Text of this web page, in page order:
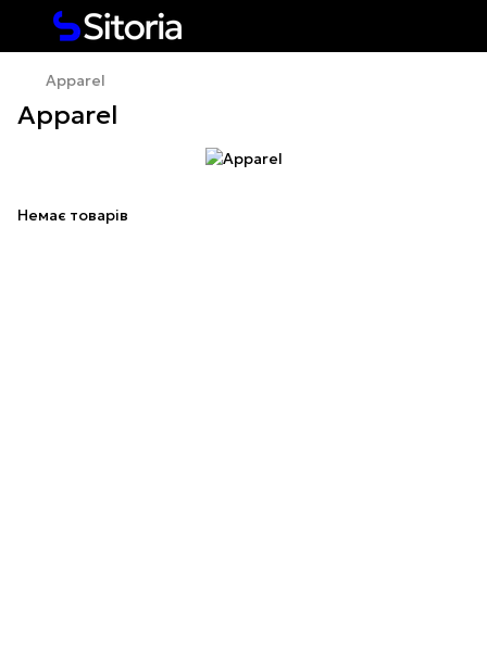
Apparel
Apparel
Немає товарів